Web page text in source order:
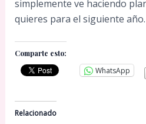
simplemente ve haciendo
quieres para el siguiente año.
Comparte esto:
WhatsApp
Relacionado